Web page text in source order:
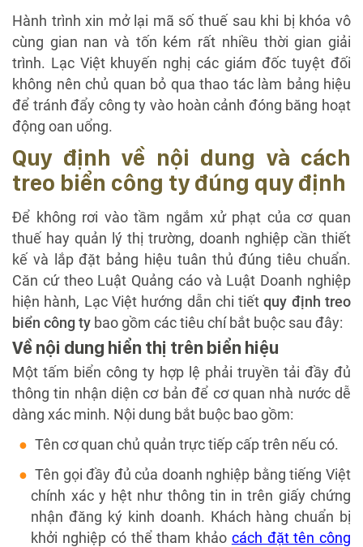
Hành trình xin mở lại mã số thuế sau khi bị khóa vô
cùng gian nan và tốn kém rất nhiều thời gian giải
trình. Lạc Việt khuyến nghị các giám đốc tuyệt đối
không nên chủ quan bỏ qua thao tác làm bảng hiệu
để tránh đẩy công ty vào hoàn cảnh đóng băng hoạt
động oan uổng.
Quy định về nội dung và cách
treo biển công ty đúng quy định
Để không rơi vào tầm ngắm xử phạt của cơ quan
thuế hay quản lý thị trường, doanh nghiệp cần thiết
kế và lắp đặt bảng hiệu tuân thủ đúng tiêu chuẩn.
Căn cứ theo Luật Quảng cáo và Luật Doanh nghiệp
hiện hành, Lạc Việt hướng dẫn chi tiếtquy định treo
biển công ty bao gồm các tiêu chí bắt buộc sau đây:
Về nội dung hiển thị trên biển hiệu
Một tấm biển công ty hợp lệ phải truyền tải đầy đủ
thông tin nhận diện cơ bản để cơ quan nhà nước dễ
dàng xác minh. Nội dung bắt buộc bao gồm:
Tên cơ quan chủ quản trực tiếp cấp trên nếu có.
Tên gọi đầy đủ của doanh nghiệp bằng tiếng Việt
chính xác y hệt như thông tin in trên giấy chứng
nhận đăng ký kinh doanh. Khách hàng chuẩn bị
khởi nghiệp có thể tham khảo cách đặt tên công